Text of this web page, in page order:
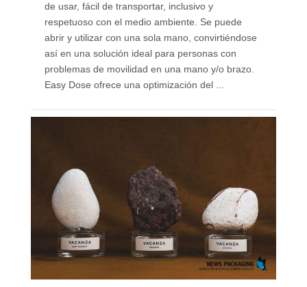
de usar, fácil de transportar, inclusivo y
respetuoso con el medio ambiente. Se puede
abrir y utilizar con una sola mano, convirtiéndose
así en una solución ideal para personas con
problemas de movilidad en una mano y/o brazo.
Easy Dose ofrece una optimización del ...